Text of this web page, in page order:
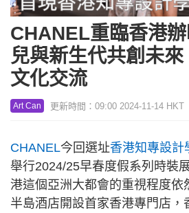
CHANEL重臨香港
兒與新生代共創未
文化交流
Art Can 更新時間：09:00 2024-11-14 HKT
CHANEL今回選址香港知專設計
舉行2024/25早春度假系列時裝
港這個亞洲大都會的重視程度依
半島酒店開設首家香港專門店，